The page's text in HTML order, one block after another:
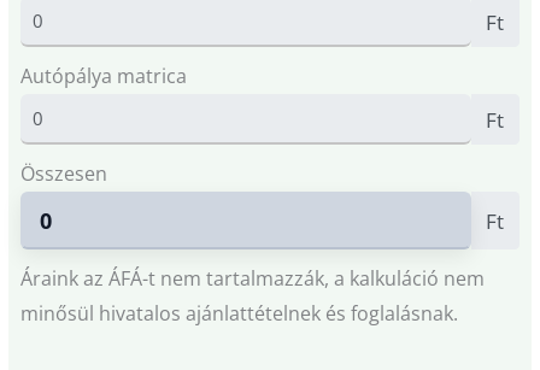
Ft
Autópálya matrica
Ft
Összesen
Ft
Áraink az ÁFÁ-t nem tartalmazzák, a kalkuláció nem
minősül hivatalos ajánlattételnek és foglalásnak.